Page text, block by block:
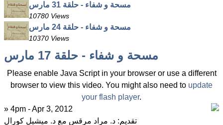
مسحة و شفاء - حلقة 31 مارس
10780 Views
مسحة و شفاء - حلقة 24 مارس
10370 Views
مسحة و شفاء - حلقة 17 مارس
Please enable Java Script in your browser or use a different
browser to view this video. You might also need to update
your flash player.
» 4pm - Apr 3, 2012
تقديم: د. مراد مرقس مع د. ميشيل كورال